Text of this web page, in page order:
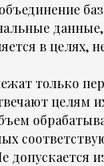
данные,
в целях,
только
целям
допускается